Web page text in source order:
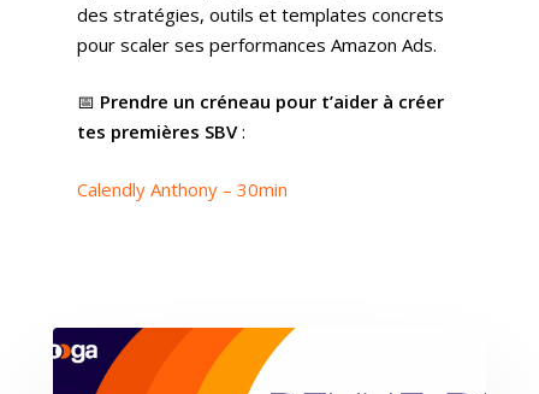
des stratégies, outils et templates concrets
pour scaler ses performances Amazon Ads.
📅 Prendre un créneau pour t’aider à créer
tes premières SBV:
Calendly Anthony – 30min